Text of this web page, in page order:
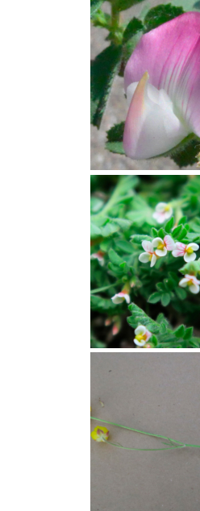
Anthemis cretica subsp.
rochers ; Session Haut-
Marcoussel ; ©Photo Gérard
Ononis spinosa ; Bugrane
; Session Haut-Languedoc mai
Graissessac ; ©Photo Gérard
d'oiseau délicat ; Session